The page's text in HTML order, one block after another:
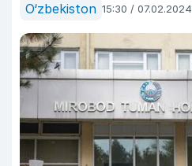
O‘zbekiston 15:30 / 07.02.2024